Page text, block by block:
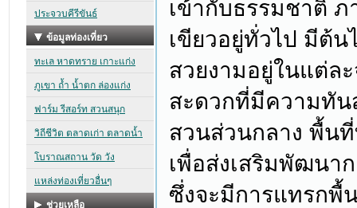
เข้ากับธรรมชาติ
เขียวอยู่ทั่วไป มีต้
สวยงามอยู่ในแต่ล
สะดวกที่มีความทัน
สวนส่วนกลาง พื้น
เพื่อส่งเสริมพัฒนา
ซึ่งจะมีการแทรกพื้